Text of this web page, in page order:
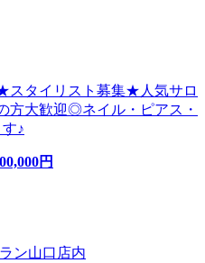
スタイリスト募集★人気サロ
方大歓迎◎ネイル・ピアス・
♪
円
ン山口店内